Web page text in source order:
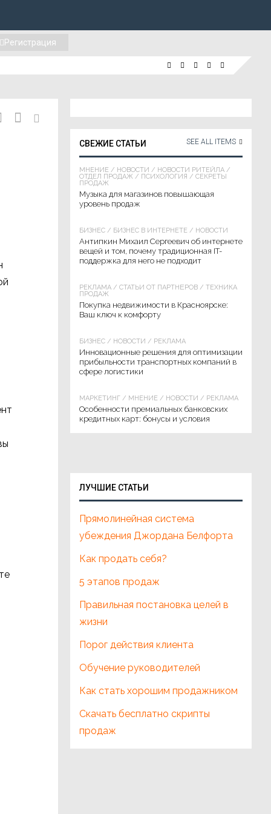
Регистрация
СВЕЖИЕ СТАТЬИ SEE ALL ITEMS
МНЕНИЕ / НОВОСТИ / НОВОСТИ РИТЕЙЛА /
ОТДЕЛ ПРОДАЖ / ПСИХОЛОГИЯ / СЕКРЕТЫ
ПРОДАЖ
Музыка для магазинов повышающая
уровень продаж
БИЗНЕС / БИЗНЕС В ИНТЕРНЕТЕ / НОВОСТИ
Антипкин Михаил Сергеевич об интернете
вещей и том, почему традиционная IT-
поддержка для него не подходит
РЕКЛАМА / СТАТЬИ ОТ ПАРТНЁРОВ / ТЕХНИКА
ПРОДАЖ
Покупка недвижимости в Красноярске:
Ваш ключ к комфорту
БИЗНЕС / НОВОСТИ / РЕКЛАМА
Инновационные решения для оптимизации
прибыльности транспортных компаний в
сфере логистики
МАРКЕТИНГ / МНЕНИЕ / НОВОСТИ / РЕКЛАМА
Особенности премиальных банковских
кредитных карт: бонусы и условия
ЛУЧШИЕ СТАТЬИ
Прямолинейная система
убеждения Джордана Белфорта
Как продать себя?
5 этапов продаж
Правильная постановка целей в
жизни
Порог действия клиента
Обучение руководителей
Как стать хорошим продажником
Скачать бесплатно скрипты
продаж